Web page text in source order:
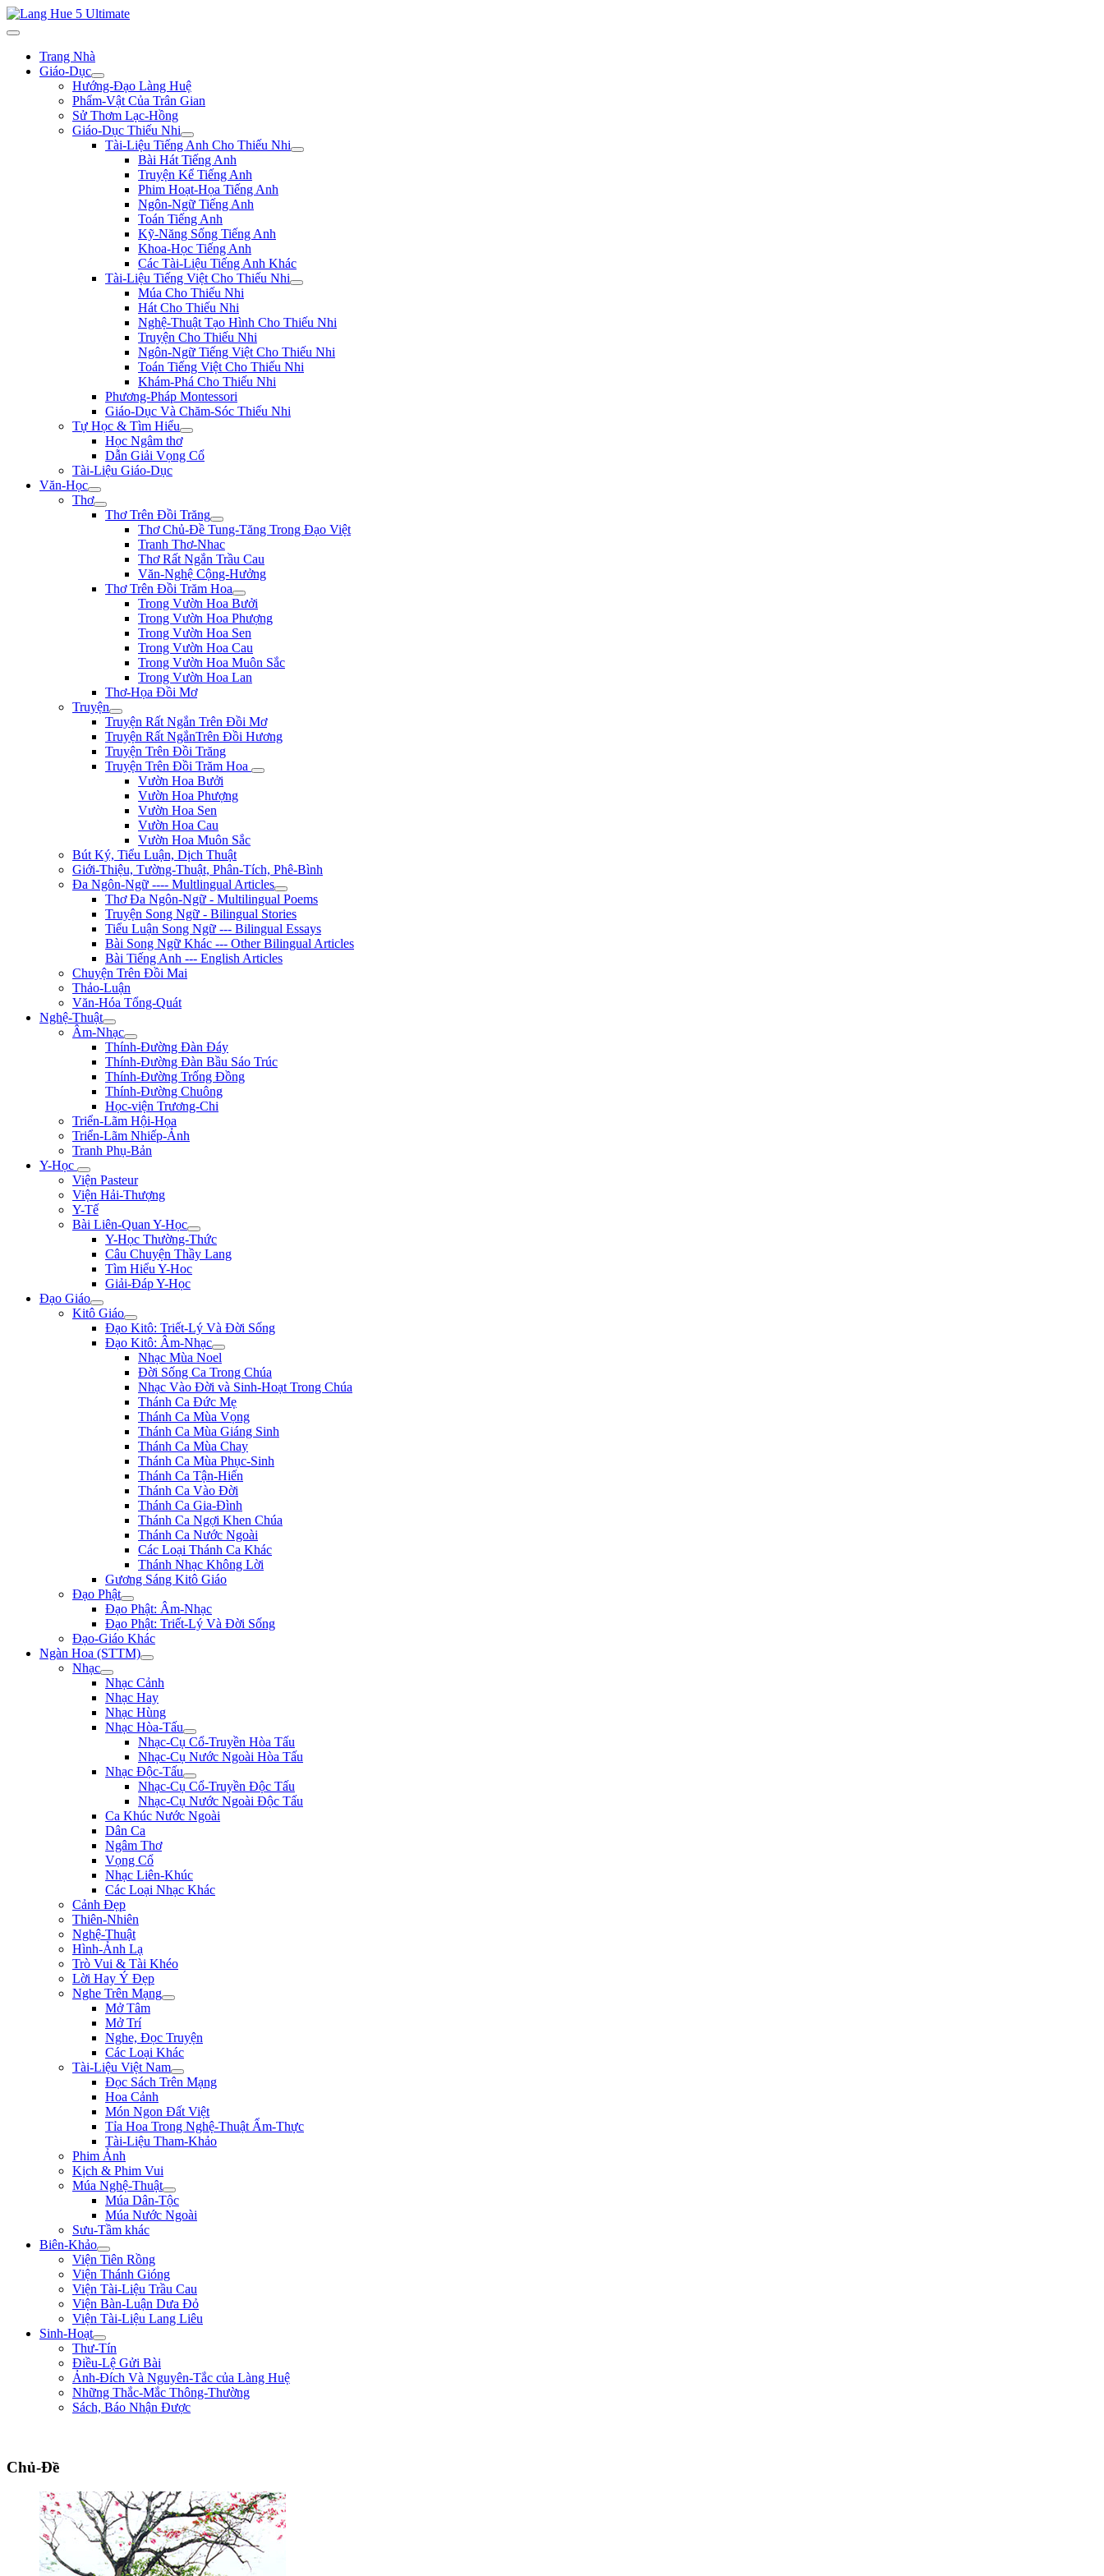
Trang Nhà
Giáo-Dục
Hướng-Đạo Làng Huệ
Phẩm-Vật Của Trân Gian
Sử Thơm Lạc-Hồng
Giáo-Dục Thiếu Nhi
Tài-Liệu Tiếng Anh Cho Thiếu Nhi
Bài Hát Tiếng Anh
Truyện Kể Tiếng Anh
Phim Hoạt-Họa Tiếng Anh
Ngôn-Ngữ Tiếng Anh
Toán Tiếng Anh
Kỹ-Năng Sống Tiếng Anh
Khoa-Học Tiếng Anh
Các Tài-Liệu Tiếng Anh Khác
Tài-Liệu Tiếng Việt Cho Thiếu Nhi
Múa Cho Thiếu Nhi
Hát Cho Thiếu Nhi
Nghệ-Thuật Tạo Hình Cho Thiếu Nhi
Truyện Cho Thiếu Nhi
Ngôn-Ngữ Tiếng Việt Cho Thiếu Nhi
Toán Tiếng Việt Cho Thiếu Nhi
Khám-Phá Cho Thiếu Nhi
Phương-Pháp Montessori
Giáo-Dục Và Chăm-Sóc Thiếu Nhi
Tự Học & Tìm Hiểu
Học Ngâm thơ
Dẫn Giải Vọng Cổ
Tài-Liệu Giáo-Dục
Văn-Học
Thơ
Thơ Trên Đồi Trăng
Thơ Chủ-Đề Tung-Tăng Trong Đạo Việt
Tranh Thơ-Nhac
Thơ Rất Ngắn Trầu Cau
Văn-Nghệ Cộng-Hưởng
Thơ Trên Đồi Trăm Hoa
Trong Vườn Hoa Bưởi
Trong Vườn Hoa Phượng
Trong Vườn Hoa Sen
Trong Vườn Hoa Cau
Trong Vườn Hoa Muôn Sắc
Trong Vườn Hoa Lan
Thơ-Họa Đồi Mơ
Truyện
Truyện Rất Ngắn Trên Đồi Mơ
Truyện Rất NgắnTrên Đồi Hương
Truyện Trên Đồi Trăng
Truyện Trên Đồi Trăm Hoa
Vườn Hoa Bưởi
Vườn Hoa Phượng
Vườn Hoa Sen
Vườn Hoa Cau
Vườn Hoa Muôn Sắc
Bút Ký, Tiểu Luận, Dịch Thuật
Giới-Thiệu, Tường-Thuật, Phân-Tích, Phê-Bình
Đa Ngôn-Ngữ ---- Multlingual Articles
Thơ Đa Ngôn-Ngữ - Multilingual Poems
Truyện Song Ngữ - Bilingual Stories
Tiểu Luận Song Ngữ --- Bilingual Essays
Bài Song Ngữ Khác --- Other Bilingual Articles
Bài Tiếng Anh --- English Articles
Chuyện Trên Đồi Mai
Thảo-Luận
Văn-Hóa Tổng-Quát
Nghệ-Thuật
Âm-Nhạc
Thính-Đường Đàn Đáy
Thính-Đường Đàn Bầu Sáo Trúc
Thính-Đường Trống Đồng
Thính-Đường Chuông
Học-viện Trương-Chi
Triển-Lãm Hội-Họa
Triển-Lãm Nhiếp-Ảnh
Tranh Phụ-Bản
Y-Học
Viện Pasteur
Viện Hải-Thượng
Y-Tế
Bài Liên-Quan Y-Học
Y-Học Thường-Thức
Câu Chuyện Thầy Lang
Tìm Hiểu Y-Hoc
Giải-Đáp Y-Học
Đạo Giáo
Kitô Giáo
Đạo Kitô: Triết-Lý Và Đời Sống
Đạo Kitô: Âm-Nhạc
Nhạc Mùa Noel
Đời Sống Ca Trong Chúa
Nhạc Vào Đời và Sinh-Hoạt Trong Chúa
Thánh Ca Đức Mẹ
Thánh Ca Mùa Vọng
Thánh Ca Mùa Giáng Sinh
Thánh Ca Mùa Chay
Thánh Ca Mùa Phục-Sinh
Thánh Ca Tận-Hiến
Thánh Ca Vào Đời
Thánh Ca Gia-Đình
Thánh Ca Ngợi Khen Chúa
Thánh Ca Nước Ngoài
Các Loại Thánh Ca Khác
Thánh Nhạc Không Lời
Gương Sáng Kitô Giáo
Đạo Phật
Đạo Phật: Âm-Nhạc
Đạo Phật: Triết-Lý Và Đời Sống
Đạo-Giáo Khác
Ngàn Hoa (STTM)
Nhạc
Nhạc Cảnh
Nhạc Hay
Nhạc Hùng
Nhạc Hòa-Tấu
Nhạc-Cụ Cổ-Truyền Hòa Tấu
Nhạc-Cụ Nước Ngoài Hòa Tấu
Nhạc Độc-Tấu
Nhạc-Cụ Cổ-Truyền Độc Tấu
Nhạc-Cụ Nước Ngoài Độc Tấu
Ca Khúc Nước Ngoài
Dân Ca
Ngâm Thơ
Vọng Cổ
Nhạc Liên-Khúc
Các Loại Nhạc Khác
Cảnh Đẹp
Thiên-Nhiên
Nghệ-Thuật
Hình-Ảnh Lạ
Trò Vui & Tài Khéo
Lời Hay Ý Đẹp
Nghe Trên Mạng
Mở Tâm
Mở Trí
Nghe, Đọc Truyện
Các Loại Khác
Tài-Liệu Việt Nam
Đọc Sách Trên Mạng
Hoa Cảnh
Món Ngon Đất Việt
Tỉa Hoa Trong Nghệ-Thuật Ẩm-Thực
Tài-Liệu Tham-Khảo
Phim Ảnh
Kịch & Phim Vui
Múa Nghệ-Thuật
Múa Dân-Tộc
Múa Nước Ngoài
Sưu-Tầm khác
Biên-Khảo
Viện Tiên Rồng
Viện Thánh Gióng
Viện Tài-Liệu Trầu Cau
Viện Bàn-Luận Dưa Đỏ
Viện Tài-Liệu Lang Liêu
Sinh-Hoạt
Thư-Tín
Điều-Lệ Gửi Bài
Ảnh-Đích Và Nguyên-Tắc của Làng Huệ
Những Thắc-Mắc Thông-Thường
Sách, Báo Nhận Được
Chủ-Đề